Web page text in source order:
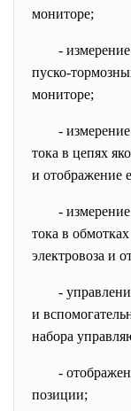
мониторе;
-
пуско-
мониторе;
-
тока в цепях
и отображение
-
тока в
электровоза и
-
и
набора
-
позиции;